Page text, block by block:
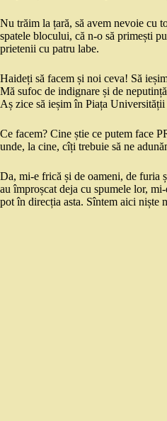
Nu trăim la țară, să avem nevoie cu
spatele blocului, că n-o să primești
prietenii cu patru labe.
Haideți să facem și noi ceva! Să
Mă sufoc de indignare și de
Aș zice să ieșim în Piața
Ce facem? Cine știe ce putem face
unde, la cine, cîți trebuie să ne
Da, mi-e frică și de oameni, de furia
au împroșcat deja cu spumele lor,
pot în direcția asta. Sîntem aici